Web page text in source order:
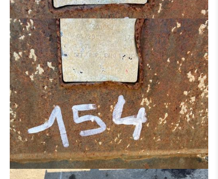
PANIER DE TRAVAIL
MACHINE POUR PIÈCE